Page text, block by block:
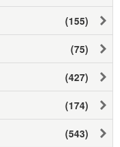
(155)
(75)
(427)
(174)
(543)